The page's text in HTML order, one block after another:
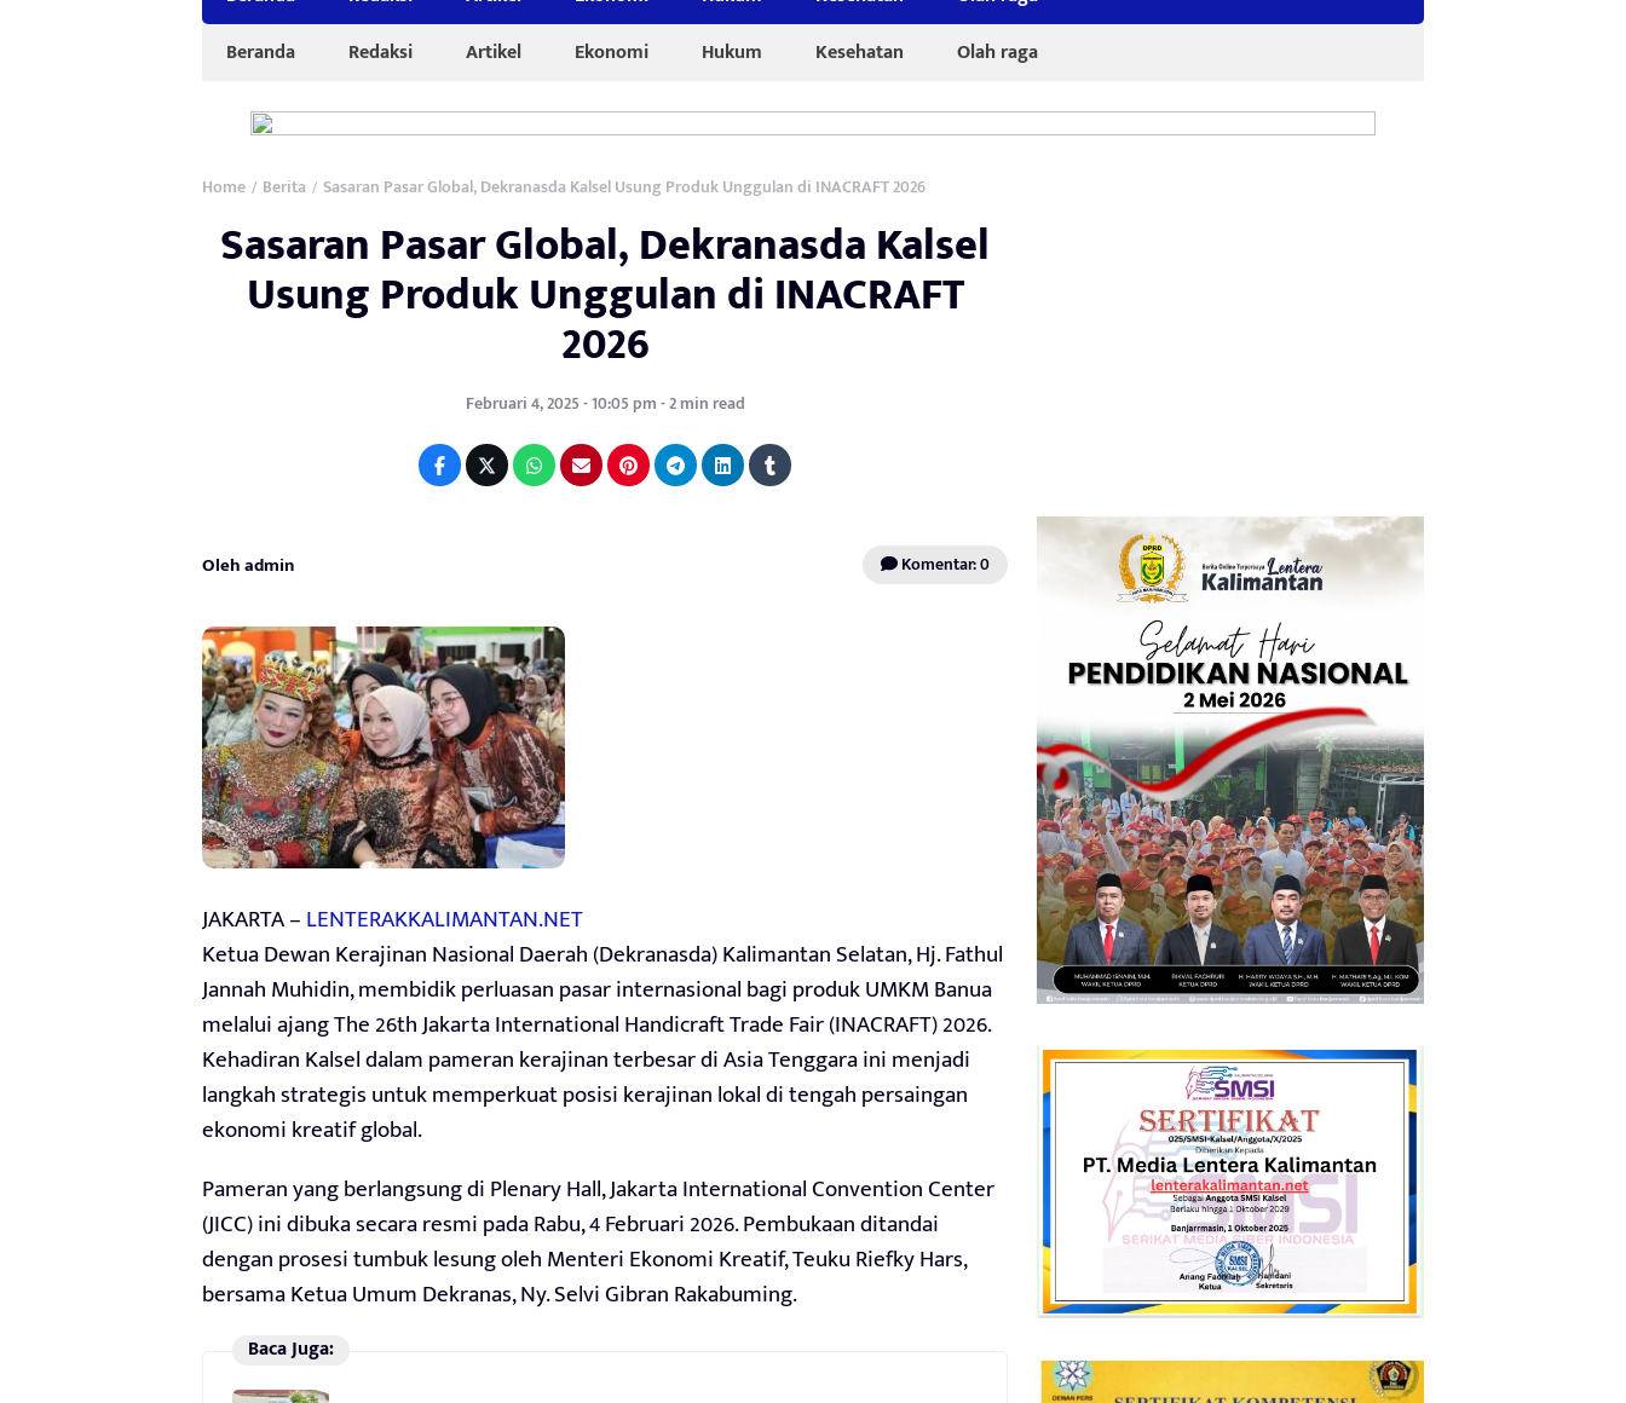
Beranda
Redaksi Artikel Ekonomi Hukum Kesehatan Olah raga
Home / Berita / Sasaran Pasar Global, Dekranasda Kalsel Usung Produk Unggulan di INACRAFT 2026
Sasaran Pasar Global, Dekranasda Kalsel
Usung Produk Unggulan di INACRAFT
2026
Februari 4, 2025 - 10:05 pm - 2 min read
Oleh admin Komentar: 0
JAKARTA –LENTERAKKALIMANTAN.NET
Ketua Dewan Kerajinan Nasional Daerah (Dekranasda) Kalimantan Selatan, Hj. Fathul
Jannah Muhidin, membidik perluasan pasar internasional bagi produk UMKM Banua
melalui ajang The 26th Jakarta International Handicraft Trade Fair (INACRAFT) 2026.
Kehadiran Kalsel dalam pameran kerajinan terbesar di Asia Tenggara ini menjadi
langkah strategis untuk memperkuat posisi kerajinan lokal di tengah persaingan
ekonomi kreatif global.
Pameran yang berlangsung di Plenary Hall, Jakarta International Convention Center
(JICC) ini dibuka secara resmi pada Rabu, 4 Februari 2026. Pembukaan ditandai
dengan prosesi tumbuk lesung oleh Menteri Ekonomi Kreatif, Teuku Riefky Hars,
bersama Ketua Umum Dekranas, Ny. Selvi Gibran Rakabuming.
Baca Juga: